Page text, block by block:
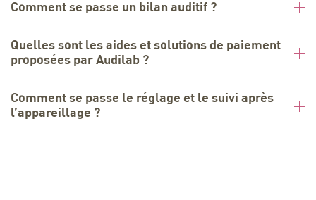
Comment se passe un bilan auditif ?
Quelles sont les aides et solutions de paiement
proposées par Audilab ?
Comment se passe le réglage et le suivi après
l’appareillage ?